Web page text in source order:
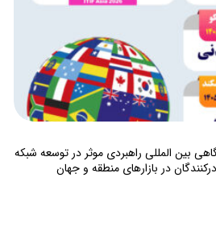
بین المللی راهبردی موثر در توسعه شبکه
در بازارهای منطقه و جهان